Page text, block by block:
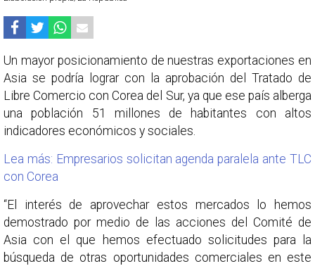
Un mayor posicionamiento de nuestras exportaciones en
Asia se podría lograr con la aprobación del Tratado de
Libre Comercio con Corea del Sur, ya que ese país alberga
una población 51 millones de habitantes con altos
indicadores económicos y sociales.
Lea más: Empresarios solicitan agenda paralela ante TLC
con Corea
“El interés de aprovechar estos mercados lo hemos
demostrado por medio de las acciones del Comité de
Asia con el que hemos efectuado solicitudes para la
búsqueda de otras oportunidades comerciales en este